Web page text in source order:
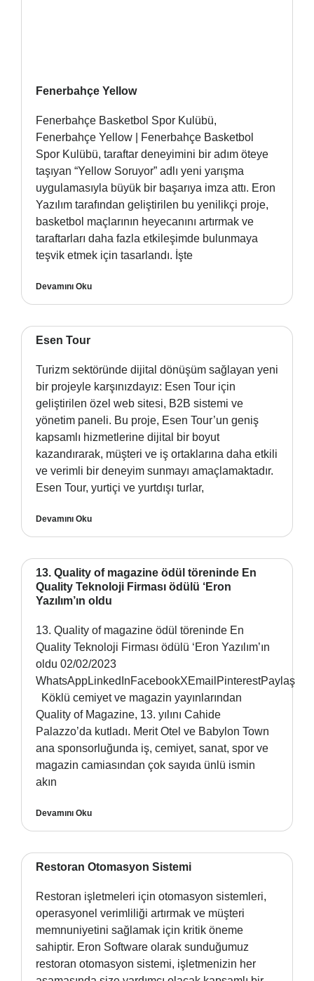
Fenerbahçe Yellow
Fenerbahçe Basketbol Spor Kulübü,
Fenerbahçe Yellow | Fenerbahçe Basketbol
Spor Kulübü, taraftar deneyimini bir adım öteye
taşıyan “Yellow Soruyor” adlı yeni yarışma
uygulamasıyla büyük bir başarıya imza attı. Eron
Yazılım tarafından geliştirilen bu yenilikçi proje,
basketbol maçlarının heyecanını artırmak ve
taraftarları daha fazla etkileşimde bulunmaya
teşvik etmek için tasarlandı. İşte
Devamını Oku
Esen Tour
Turizm sektöründe dijital dönüşüm sağlayan yeni
bir projeyle karşınızdayız: Esen Tour için
geliştirilen özel web sitesi, B2B sistemi ve
yönetim paneli. Bu proje, Esen Tour’un geniş
kapsamlı hizmetlerine dijital bir boyut
kazandırarak, müşteri ve iş ortaklarına daha etkili
ve verimli bir deneyim sunmayı amaçlamaktadır.
Esen Tour, yurtiçi ve yurtdışı turlar,
Devamını Oku
13. Quality of magazine ödül töreninde En
Quality Teknoloji Firması ödülü ‘Eron
Yazılım’ın oldu
13. Quality of magazine ödül töreninde En
Quality Teknoloji Firması ödülü ‘Eron Yazılım’ın
oldu 02/02/2023
WhatsAppLinkedInFacebookXEmailPinterestPaylaş
Köklü cemiyet ve magazin yayınlarından
Quality of Magazine, 13. yılını Cahide
Palazzo’da kutladı. Merit Otel ve Babylon Town
ana sponsorluğunda iş, cemiyet, sanat, spor ve
magazin camiasından çok sayıda ünlü ismin
akın
Devamını Oku
Restoran Otomasyon Sistemi
Restoran işletmeleri için otomasyon sistemleri,
operasyonel verimliliği artırmak ve müşteri
memnuniyetini sağlamak için kritik öneme
sahiptir. Eron Software olarak sunduğumuz
restoran otomasyon sistemi, işletmenizin her